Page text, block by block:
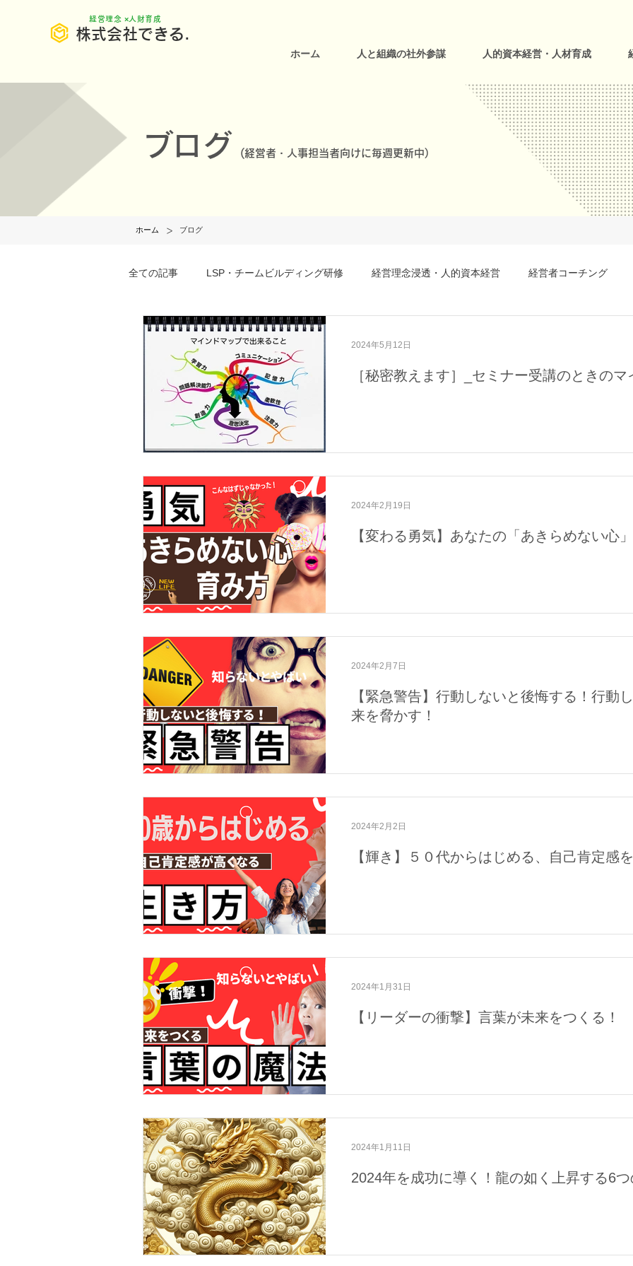
株式会社できる.
​経営理念 ×人財育成
ホーム 人と組織の社外参謀 人的資本経営・人材育成
ブログ (経営者・人事担当者向けに毎週更新中)
ホーム > ブログ
全ての記事 LSP・チームビルディング研修 経営理念浸透・人的資本経営 経営者コーチング
事例・お客様の声 SDGs・地域活動
［秘密教えます］_セミナー受講のときの
2024年5月12日
【変わる勇気】あなたの「あきらめない心
2024年2月19日
【緊急警告】行動しないと後悔する！行動
来を脅かす！
2024年2月7日
【輝き】５０代からはじめる、自己肯定感
2024年2月2日
【リーダーの衝撃】言葉が未来をつくる！
2024年1月31日
2024年を成功に導く！龍の如く上昇する6
2024年1月11日